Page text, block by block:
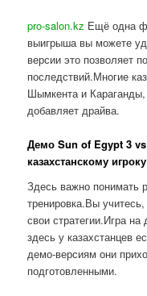
pro-salon.kz Ещё одна
выигрыша вы можете
версии это позволяет
последствий.Многие
Шымкента и
добавляет драйва.
Демо Sun of Egypt 3
казахстанскому игроку
Здесь важно понимать
тренировка.Вы
свои стратегии.Игра
здесь у казахстанцев
демо-версиям они
подготовленными.